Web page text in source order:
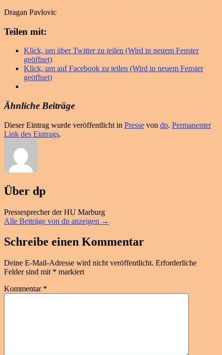
Dragan Pavlovic
Teilen mit:
Klick, um über Twitter zu teilen (Wird in neuem Fenster
geöffnet)
Klick, um auf Facebook zu teilen (Wird in neuem Fenster
geöffnet)
Ähnliche Beiträge
Dieser Eintrag wurde veröffentlicht in Presse von dp. Permanenter
Link des Eintrags.
Über dp
Pressesprecher der HU Marburg
Alle Beiträge von dp anzeigen →
Schreibe einen Kommentar
Deine E-Mail-Adresse wird nicht veröffentlicht. Erforderliche
Felder sind mit * markiert
Kommentar *